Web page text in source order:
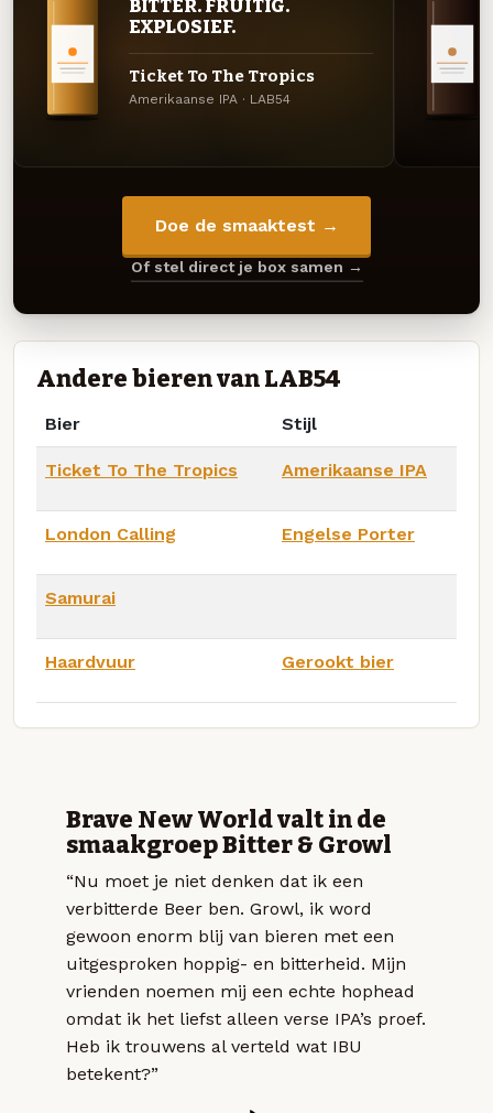
BITTER. FRUITIG.
EXPLOSIEF.
Ticket To The Tropics
Amerikaanse IPA · LAB54
Doe de smaaktest →
Of stel direct je box samen →
Andere bieren van LAB54
Bier Stijl
Ticket To The Tropics Amerikaanse IPA
London Calling Engelse Porter
Samurai
Haardvuur Gerookt bier
Brave New World valt in de
smaakgroep Bitter & Growl
“Nu moet je niet denken dat ik een
verbitterde Beer ben. Growl, ik word
gewoon enorm blij van bieren met een
uitgesproken hoppig- en bitterheid. Mijn
vrienden noemen mij een echte hophead
omdat ik het liefst alleen verse IPA’s proef.
Heb ik trouwens al verteld wat IBU
betekent?”